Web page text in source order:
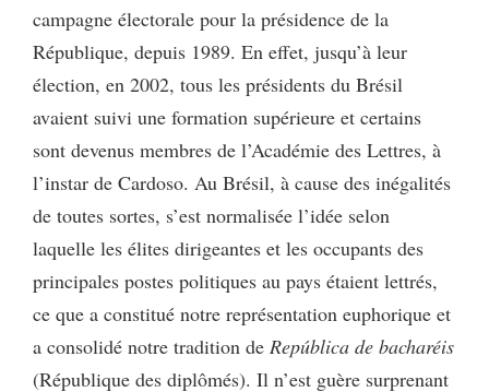
campagne électorale pour la présidence de la
République, depuis 1989. En effet, jusqu’à leur
élection, en 2002, tous les présidents du Brésil
avaient suivi une formation supérieure et certains
sont devenus membres de l’Académie des Lettres, à
l’instar de Cardoso. Au Brésil, à cause des inégalités
de toutes sortes, s’est normalisée l’idée selon
laquelle les élites dirigeantes et les occupants des
principales postes politiques au pays étaient lettrés,
ce que a constitué notre représentation euphorique et
a consolidé notre tradition de República de bacharéis
(République des diplômés). Il n’est guère surprenant